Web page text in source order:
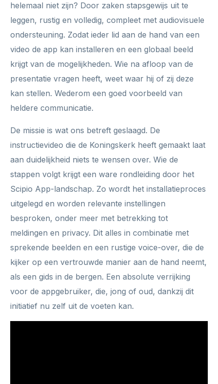
helemaal niet zijn? Door zaken stapsgewijs uit te
leggen, rustig en volledig, compleet met audiovisuele
ondersteuning. Zodat ieder lid aan de hand van een
video de app kan installeren en een globaal beeld
krijgt van de mogelijkheden. Wie na afloop van de
presentatie vragen heeft, weet waar hij of zij deze
kan stellen. Wederom een goed voorbeeld van
heldere communicatie.
De missie is wat ons betreft geslaagd. De
instructievideo die de Koningskerk heeft gemaakt laat
aan duidelijkheid niets te wensen over. Wie de
stappen volgt krijgt een ware rondleiding door het
Scipio App-landschap. Zo wordt het installatieproces
uitgelegd en worden relevante instellingen
besproken, onder meer met betrekking tot
meldingen en privacy. Dit alles in combinatie met
sprekende beelden en een rustige voice-over, die de
kijker op een vertrouwde manier aan de hand neemt,
als een gids in de bergen. Een absolute verrijking
voor de appgebruiker, die, jong of oud, dankzij dit
initiatief nu zelf uit de voeten kan.